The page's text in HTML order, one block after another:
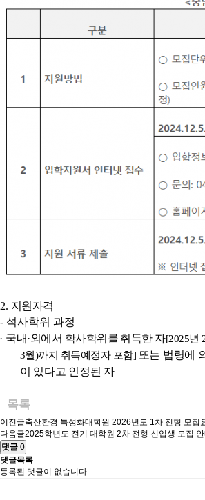
2. 지원자격
- 석사학위 과정
· 국내·외에서 학사학위를 취득한 자[2025년
3월)까지 취득예정자 포함] 또는 법령에
이 있다고 인정된 자
목록
이전글축산환경 특성화대학원 2026년도 1차 전형 모집
다음글2025학년도 전기 대학원 2차 전형 신입생 모집 안
댓글 0
댓글목록
등록된 댓글이 없습니다.